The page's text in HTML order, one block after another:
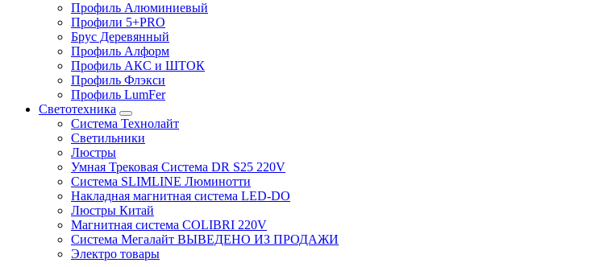
Профиль Алюминиевый
Профили 5+PRO
Брус Деревянный
Профиль Алформ
Профиль АКС и ШТОК
Профиль Флэкси
Профиль LumFer
Светотехника
Система Технолайт
Светильники
Люстры
Умная Трековая Система DR S25 220V
Система SLIMLINE Люминотти
Накладная магнитная система LED-DO
Люстры Китай
Магнитная система COLIBRI 220V
Система Мегалайт ВЫВЕДЕНО ИЗ ПРОДАЖИ
Электро товары